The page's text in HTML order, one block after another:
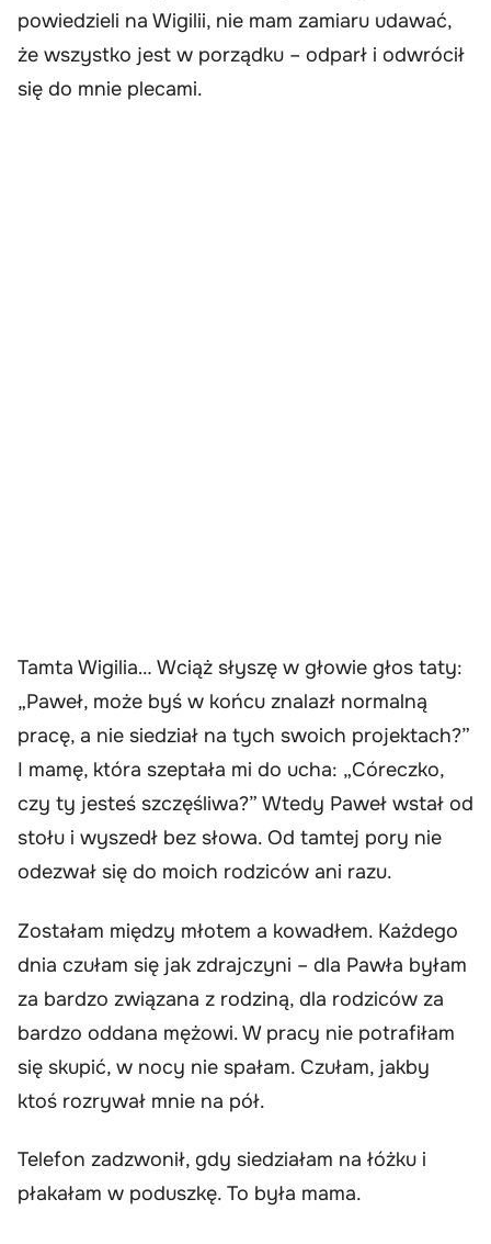
powiedzieli na Wigilii, nie mam zamiaru udawać,
że wszystko jest w porządku – odparł i odwrócił
się do mnie plecami.
Tamta Wigilia… Wciąż słyszę w głowie głos taty:
„Paweł, może byś w końcu znalazł normalną
pracę, a nie siedział na tych swoich projektach?”
I mamę, która szeptała mi do ucha: „Córeczko,
czy ty jesteś szczęśliwa?” Wtedy Paweł wstał od
stołu i wyszedł bez słowa. Od tamtej pory nie
odezwał się do moich rodziców ani razu.
Zostałam między młotem a kowadłem. Każdego
dnia czułam się jak zdrajczyni – dla Pawła byłam
za bardzo związana z rodziną, dla rodziców za
bardzo oddana mężowi. W pracy nie potrafiłam
się skupić, w nocy nie spałam. Czułam, jakby
ktoś rozrywał mnie na pół.
Telefon zadzwonił, gdy siedziałam na łóżku i
płakałam w poduszkę. To była mama.